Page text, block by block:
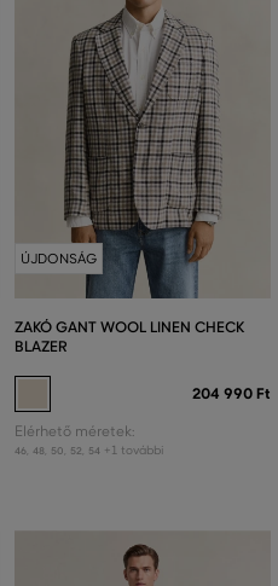
ÚJDONSÁG
ZAKÓ GANT WOOL LINEN CHECK
BLAZER
204 990 Ft
Elérhető méretek:
46 48 50 52 54 +1 további